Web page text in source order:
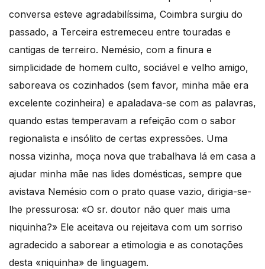
conversa esteve agradabilíssima, Coimbra surgiu do
passado, a Terceira estremeceu entre touradas e
cantigas de terreiro. Nemésio, com a finura e
simplicidade de homem culto, sociável e velho amigo,
saboreava os cozinhados (sem favor, minha mãe era
excelente cozinheira) e apaladava-se com as palavras,
quando estas temperavam a refeição com o sabor
regionalista e insólito de certas expressões. Uma
nossa vizinha, moça nova que trabalhava lá em casa a
ajudar minha mãe nas lides domésticas, sempre que
avistava Nemésio com o prato quase vazio, dirigia-se-
lhe pressurosa: «O sr. doutor não quer mais uma
niquinha?» Ele aceitava ou rejeitava com um sorriso
agradecido a saborear a etimologia e as conotações
desta «niquinha» de linguagem.